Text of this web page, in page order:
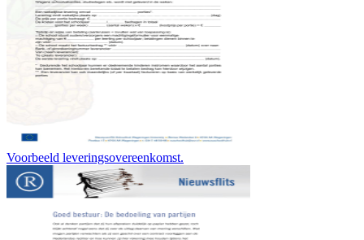
Voorbeeld leveringsovereenkomst.